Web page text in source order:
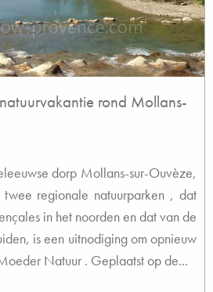
rond Mollans-
dorp Mollans-sur-Ouvèze,
regionale natuurparken , dat
in het noorden en dat van de
is een uitnodiging om opnieuw
Natuur . Geplaatst op de...